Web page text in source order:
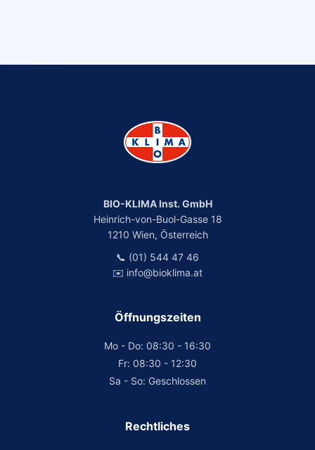
BIO-KLIMA Inst. GmbH
Heinrich-von-Buol-Gasse 18
1210 Wien, Österreich
📞 (01) 544 47 46
✉️ info@bioklima.at
Öffnungszeiten
Mo - Do: 08:30 - 16:30
Fr: 08:30 - 12:30
Sa - So: Geschlossen
Rechtliches